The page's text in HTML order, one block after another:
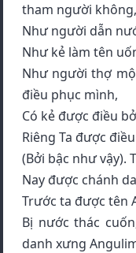
tham người không,
Như người dẫn
Như kẻ làm tên
Như người thợ
điều phục mình,
Có kẻ được điều
Riêng Ta được
(Bởi bậc như vậy).
Nay được chánh
Trước ta được tên
Bị nước thác
danh xưng